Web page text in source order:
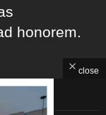
honorem.
close